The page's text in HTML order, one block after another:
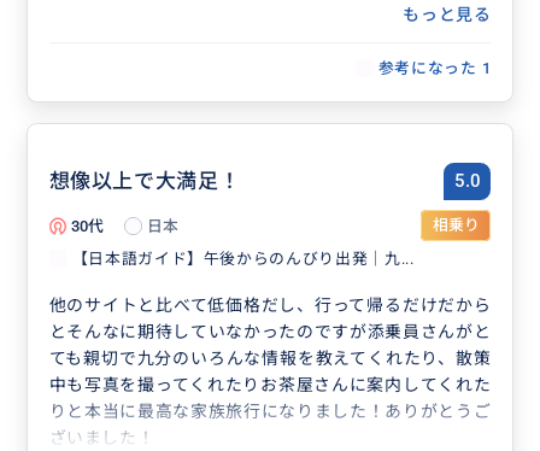
もっと見る
参考になった 1
想像以上で大満足！ 5.0
30代 日本
相乗り
【日本語ガイド】午後からのんびり出発｜九...
他のサイトと比べて低価格だし、行って帰るだけだから
とそんなに期待していなかったのですが添乗員さんがと
ても親切で九分のいろんな情報を教えてくれたり、散策
中も写真を撮ってくれたりお茶屋さんに案内してくれた
りと本当に最高な家族旅行になりました！ありがとうご
ざいました！